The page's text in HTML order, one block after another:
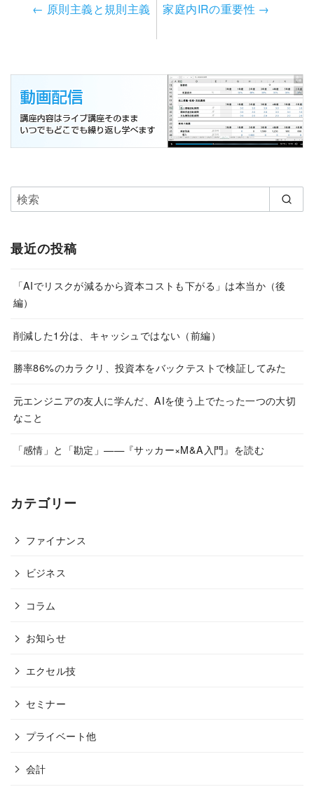
← 原則主義と規則主義 家庭内IRの重要性 →
最近の投稿
「AIでリスクが減るから資本コストも下がる」は本当か（後
編）
削減した1分は、キャッシュではない（前編）
勝率86%のカラクリ、投資本をバックテストで検証してみた
元エンジニアの友人に学んだ、AIを使う上でたった一つの大切
なこと
「感情」と「勘定」——『サッカー×M&A入門』を読む
カテゴリー
ファイナンス
ビジネス
コラム
お知らせ
エクセル技
セミナー
プライベート他
会計